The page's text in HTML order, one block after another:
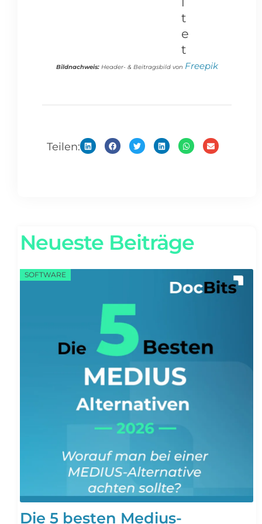
t
e
t
Bildnachweis:Header- & Beitragsbild von Freepik
Teilen:
Neueste Beiträge
SOFTWARE
Die 5 besten Medius-